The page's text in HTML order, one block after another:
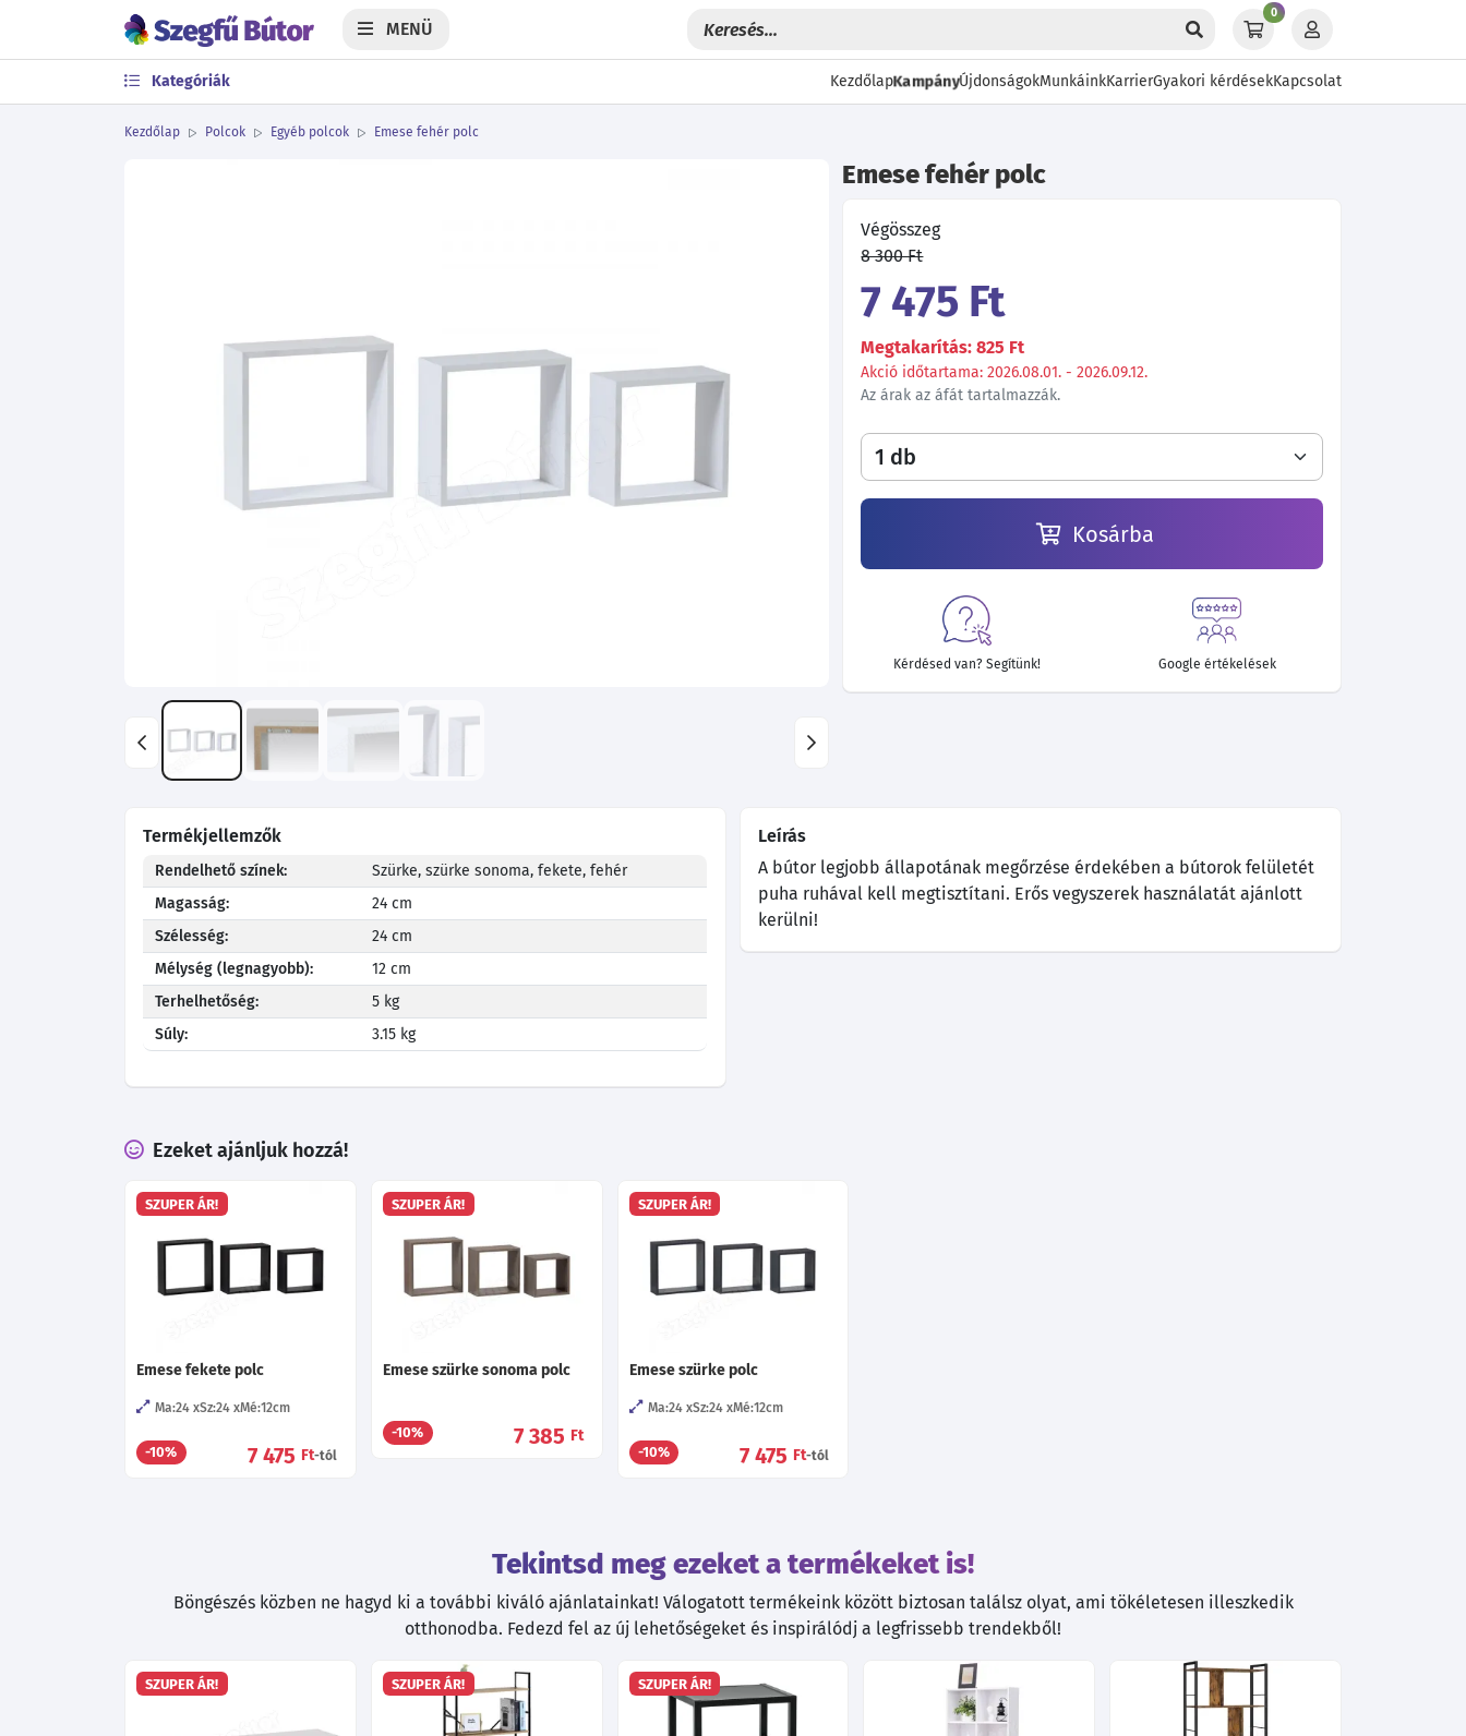
MENÜ
0
Kategóriák KezdőlapKampányÚjdonságokMunkáinkKarrierGyakori kérdésekKapcsolat
Kezdőlap Polcok Egyéb polcok Emese fehér polc
Emese fehér polc
Végösszeg
8 300 Ft
7 475 Ft
Megtakarítás: 825 Ft
Akció időtartama: 2026.08.01. - 2026.09.12.
Az árak az áfát tartalmazzák.
Kosárba
Kérdésed van? Segítünk! Google értékelések
Termékjellemzők
Rendelhető színek:
Szürke, szürke sonoma, fekete, fehér
Magasság:
24 cm
Szélesség:
24 cm
Mélység (legnagyobb):
12 cm
Terhelhetőség:
5 kg
Súly:
3.15 kg
Leírás
A bútor legjobb állapotának megőrzése érdekében a bútorok felületét
puha ruhával kell megtisztítani. Erős vegyszerek használatát ajánlott
kerülni!
Ezeket ajánljuk hozzá!
SZUPER ÁR!
Emese fekete polc
Ma:24 Sz:24 Mé:12cm
-10% 7 475 Ft-tól
SZUPER ÁR!
Emese szürke sonoma polc
-10% 7 385 Ft
SZUPER ÁR!
Emese szürke polc
Ma:24 Sz:24 Mé:12cm
-10% 7 475 Ft-tól
Tekintsd meg ezeket a termékeket is!
Böngészés közben ne hagyd ki a további kiváló ajánlatainkat! Válogatott termékeink között biztosan találsz olyat, ami tökéletesen illeszkedik
otthonodba. Fedezd fel az új lehetőségeket és inspirálódj a legfrissebb trendekből!
SZUPER ÁR! SZUPER ÁR! SZUPER ÁR!